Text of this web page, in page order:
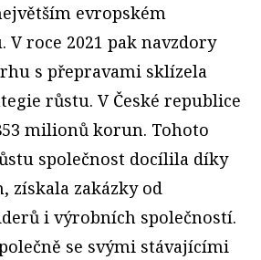
evropském
roce 2021 pak navzdory
s přepravami sklízela
růstu. V České republice
milionů korun. Tohoto
společnost docílila díky
získala zakázky od
i výrobních společností.
se svými stávajícími